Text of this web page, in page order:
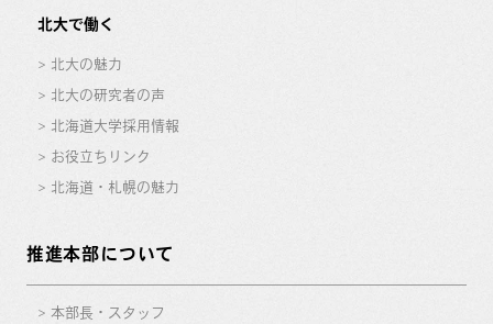
北大で働く
北大の魅力
北大の研究者の声
北海道大学採用情報
お役立ちリンク
北海道・札幌の魅力
推進本部について
本部長・スタッフ